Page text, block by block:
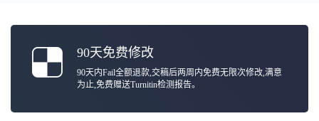
90天免费修改
90天内Fail全额退款,交稿后两周内免费无限次修改,满意
为止,免费赠送Turnitin检测报告。